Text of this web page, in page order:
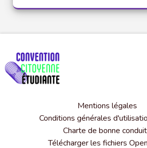
Mentions légales
Conditions générales
Charte de bonne
Télécharger les fichiers